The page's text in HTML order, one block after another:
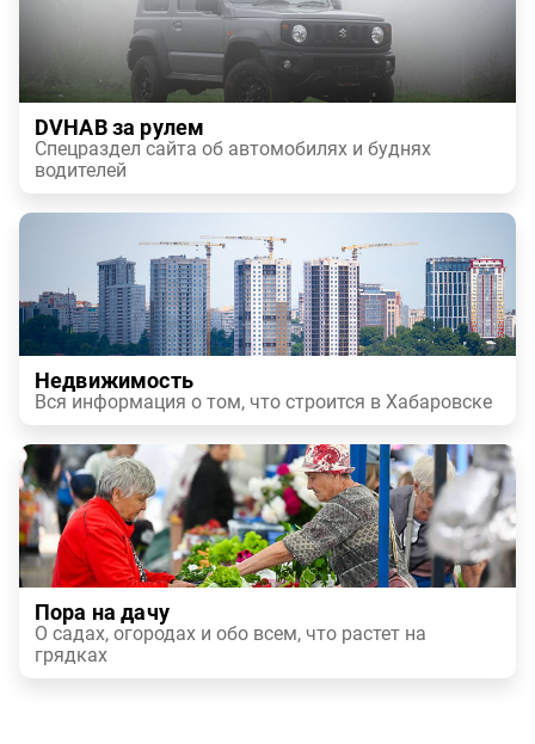
DVHAB за рулем
Спецраздел сайта об автомобилях и буднях
водителей
Недвижимость
Вся информация о том, что строится в Хабаровске
Пора на дачу
О садах, огородах и обо всем, что растет на
грядках